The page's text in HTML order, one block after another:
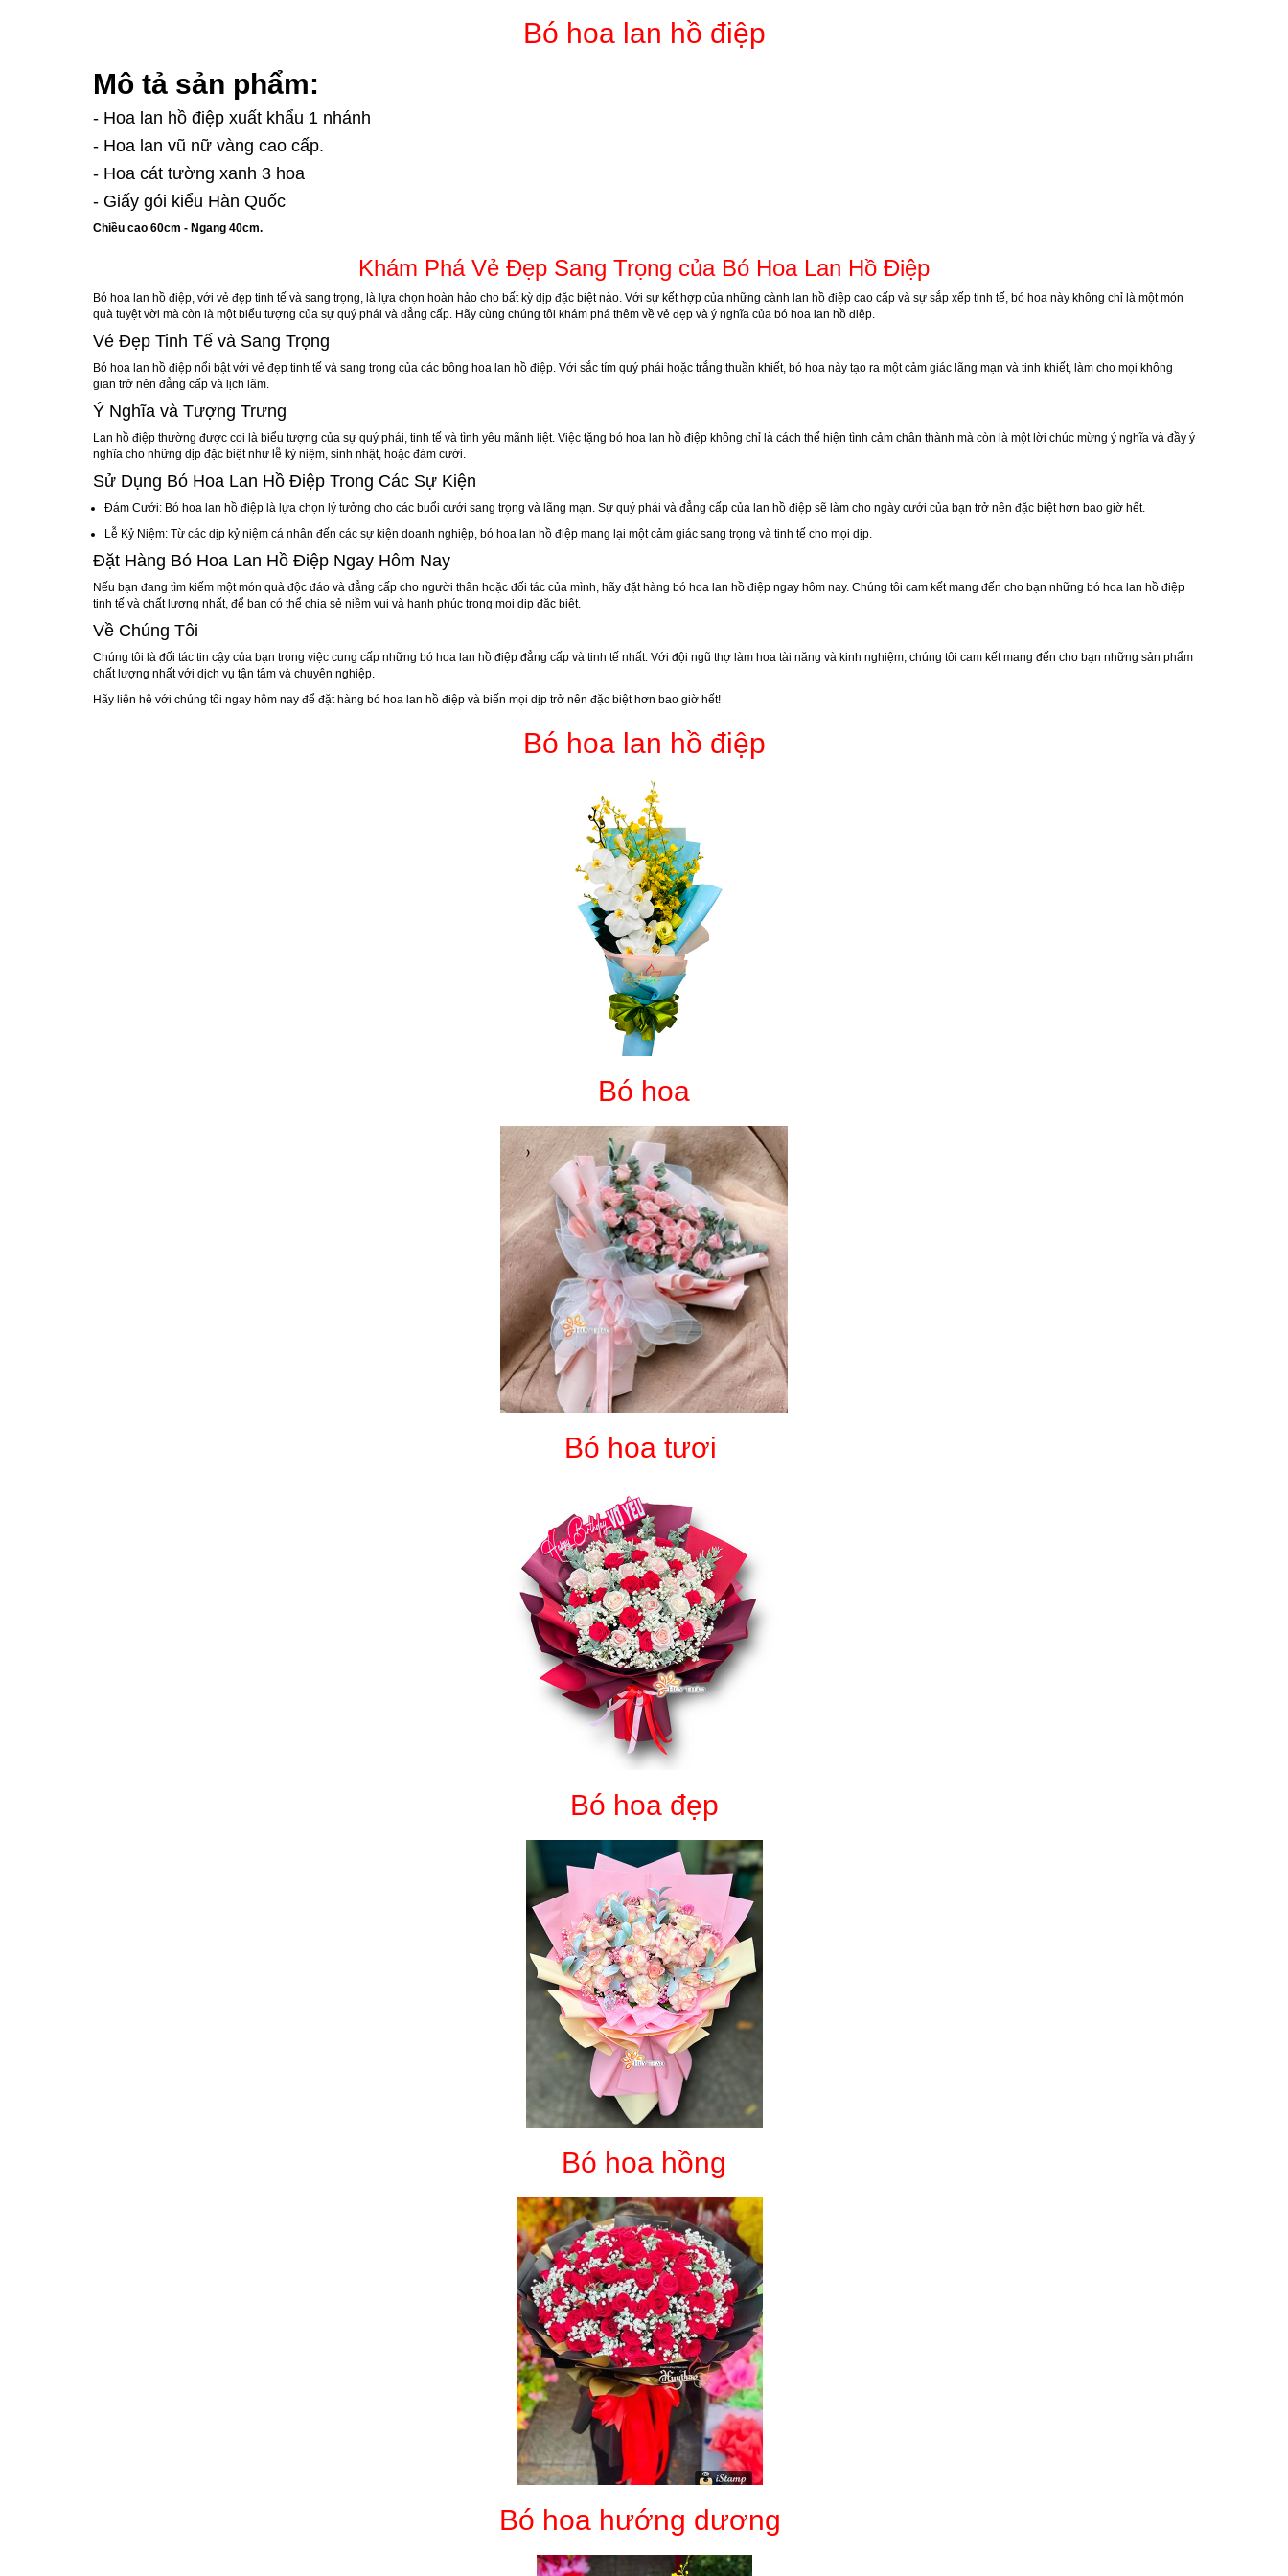
Bó hoa lan hồ điệp
Mô tả sản phẩm:
- Hoa lan hồ điệp xuất khẩu 1 nhánh
- Hoa lan vũ nữ vàng cao cấp.
- Hoa cát tường xanh 3 hoa
- Giấy gói kiểu Hàn Quốc
Chiều cao 60cm - Ngang 40cm.
Khám Phá Vẻ Đẹp Sang Trọng của Bó Hoa Lan Hồ Điệp
Bó hoa lan hồ điệp, với vẻ đẹp tinh tế và sang trọng, là lựa chọn hoàn hảo cho bất kỳ dịp đặc biệt nào. Với sự kết hợp của những cành lan hồ điệp cao cấp và sự sắp xếp tinh tế, bó hoa này không chỉ là một món
quà tuyệt vời mà còn là một biểu tượng của sự quý phái và đẳng cấp. Hãy cùng chúng tôi khám phá thêm về vẻ đẹp và ý nghĩa của bó hoa lan hồ điệp.
Vẻ Đẹp Tinh Tế và Sang Trọng
Bó hoa lan hồ điệp nổi bật với vẻ đẹp tinh tế và sang trọng của các bông hoa lan hồ điệp. Với sắc tím quý phái hoặc trắng thuần khiết, bó hoa này tạo ra một cảm giác lãng mạn và tinh khiết, làm cho mọi không
gian trở nên đẳng cấp và lịch lãm.
Ý Nghĩa và Tượng Trưng
Lan hồ điệp thường được coi là biểu tượng của sự quý phái, tinh tế và tình yêu mãnh liệt. Việc tặng bó hoa lan hồ điệp không chỉ là cách thể hiện tình cảm chân thành mà còn là một lời chúc mừng ý nghĩa và đầy ý
nghĩa cho những dịp đặc biệt như lễ kỷ niệm, sinh nhật, hoặc đám cưới.
Sử Dụng Bó Hoa Lan Hồ Điệp Trong Các Sự Kiện
Đám Cưới: Bó hoa lan hồ điệp là lựa chọn lý tưởng cho các buổi cưới sang trọng và lãng mạn. Sự quý phái và đẳng cấp của lan hồ điệp sẽ làm cho ngày cưới của bạn trở nên đặc biệt hơn bao giờ hết.
Lễ Kỷ Niệm: Từ các dịp kỷ niệm cá nhân đến các sự kiện doanh nghiệp, bó hoa lan hồ điệp mang lại một cảm giác sang trọng và tinh tế cho mọi dịp.
Đặt Hàng Bó Hoa Lan Hồ Điệp Ngay Hôm Nay
Nếu bạn đang tìm kiếm một món quà độc đáo và đẳng cấp cho người thân hoặc đối tác của mình, hãy đặt hàng bó hoa lan hồ điệp ngay hôm nay. Chúng tôi cam kết mang đến cho bạn những bó hoa lan hồ điệp
tinh tế và chất lượng nhất, để bạn có thể chia sẻ niềm vui và hạnh phúc trong mọi dịp đặc biệt.
Về Chúng Tôi
Chúng tôi là đối tác tin cậy của bạn trong việc cung cấp những bó hoa lan hồ điệp đẳng cấp và tinh tế nhất. Với đội ngũ thợ làm hoa tài năng và kinh nghiệm, chúng tôi cam kết mang đến cho bạn những sản phẩm
chất lượng nhất với dịch vụ tận tâm và chuyên nghiệp.
Hãy liên hệ với chúng tôi ngay hôm nay để đặt hàng bó hoa lan hồ điệp và biến mọi dịp trở nên đặc biệt hơn bao giờ hết!
Bó hoa lan hồ điệp
Bó hoa
Bó hoa tươi
Bó hoa đẹp
Bó hoa hồng
Bó hoa hướng dương